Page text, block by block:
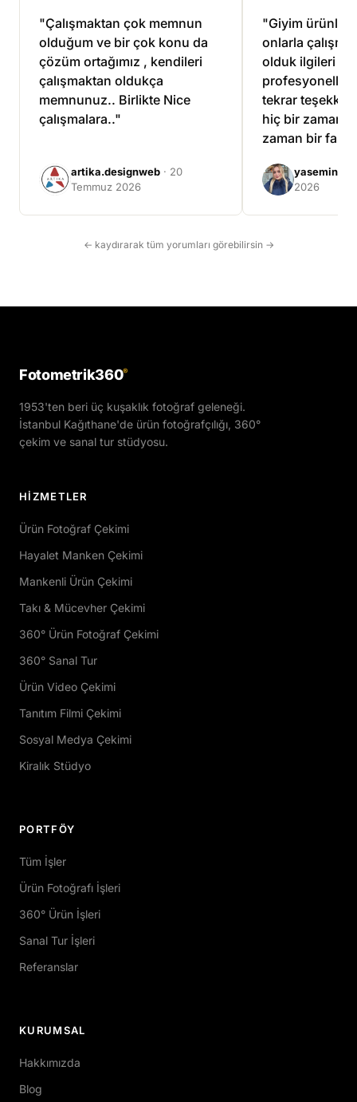
"Çalışmaktan çok memnun
olduğum ve bir çok konu da
çözüm ortağımız , kendileri
çalışmaktan oldukça
memnunuz.. Birlikte Nice
çalışmalara.."
artika.designweb · 20
Temmuz 2026
"Giyim
onlarla
olduk ilgileri ve
tekrar teşekkür
hiç bir zaman
zaman bir
yasemin
2026
← kaydırarak tüm yorumları görebilirsin →
Fotometrik360®
1953'ten beri üç kuşaklık fotoğraf geleneği.
İstanbul Kağıthane'de ürün fotoğrafçılığı, 360°
çekim ve sanal tur stüdyosu.
HIZMETLER
Ürün Fotoğraf Çekimi
Hayalet Manken Çekimi
Mankenli Ürün Çekimi
Takı & Mücevher Çekimi
360° Ürün Fotoğraf Çekimi
360° Sanal Tur
Ürün Video Çekimi
Tanıtım Filmi Çekimi
Sosyal Medya Çekimi
Kiralık Stüdyo
PORTFÖY
Tüm İşler
Ürün Fotoğrafı İşleri
360° Ürün İşleri
Sanal Tur İşleri
Referanslar
KURUMSAL
Hakkımızda
Blog